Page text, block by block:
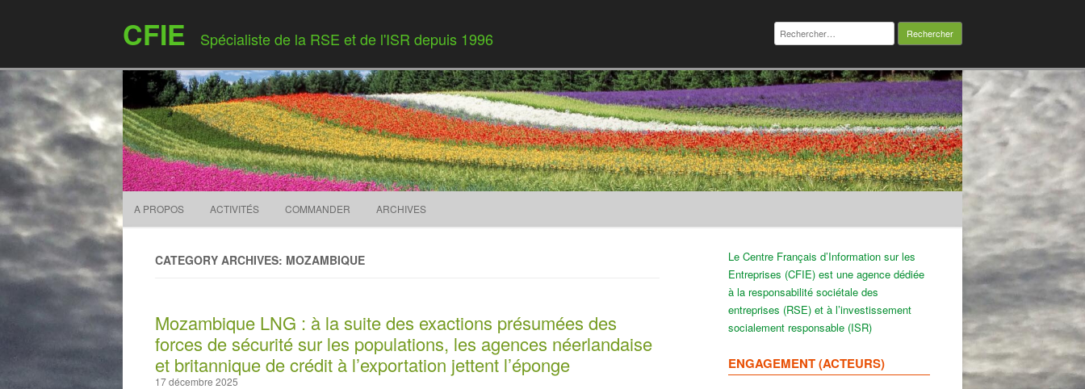
CFIE Spécialiste de la RSE et de l'ISR depuis 1996
Rechercher :
Skip to content
A PROPOS ACTIVITÉS COMMANDER ARCHIVES
CATEGORY ARCHIVES: MOZAMBIQUE
Mozambique LNG : à la suite des exactions présumées des
forces de sécurité sur les populations, les agences néerlandaise
et britannique de crédit à l’exportation jettent l’éponge
17 décembre 2025
Le Centre Français d’Information sur les
Entreprises (CFIE) est une agence dédiée
à la responsabilité sociétale des
entreprises (RSE) et à l’investissement
socialement responsable (ISR)
ENGAGEMENT (ACTEURS)